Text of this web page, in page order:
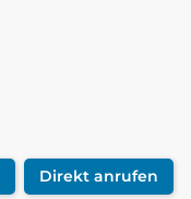
Direkt anrufen